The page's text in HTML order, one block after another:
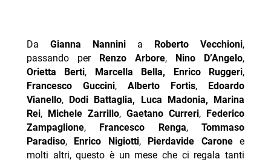
Da Gianna Nannini a Roberto Vecchioni,
passando per
Renzo Arbore, Nino D’Angelo,
Orietta Berti, Marcella Bella, Enrico Ruggeri,
Francesco Guccini, Alberto Fortis,
Edoardo
Vianello, Dodi Battaglia, Luca Madonia,
Marina
Rei, Michele Zarrillo,Gaetano Curreri,
Federico
Zampaglione, Francesco Renga,Tommaso
Paradiso, Enrico Nigiotti, Pierdavide Caronee
molti altri, questo è un mese che ci regala tanti